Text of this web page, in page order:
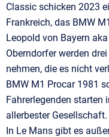
Classic schicken 2023
Frankreich, das BMW
Leopold von Bayern
Oberndorfer werden
nehmen, die es nicht
BMW M1 Procar 1981
Fahrerlegenden starten
allerbester Gesellschaft.
In Le Mans gibt es